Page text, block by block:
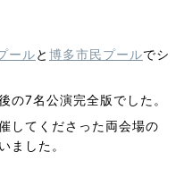
ールと 博多市民プールでシ
の7名公演完全版でした。
してくださった両会場の
ました。